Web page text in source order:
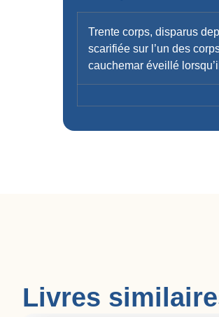
Trente corps, disparus
scarifiée sur l’un des
cauchemar éveillé
Livres